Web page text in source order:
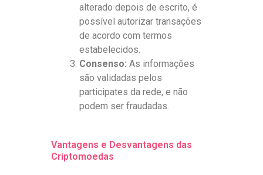
alterado depois de escrito, é
possível autorizar transações
de acordo com termos
estabelecidos.
Consenso:As informações
são validadas pelos
participates da rede, e não
podem ser fraudadas.
Vantagens e Desvantagens das
Criptomoedas